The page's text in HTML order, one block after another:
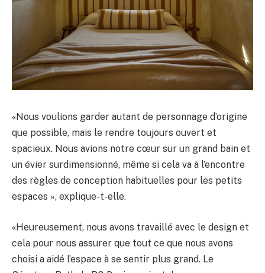
«Nous voulions garder autant de personnage d’origine
que possible, mais le rendre toujours ouvert et
spacieux. Nous avions notre cœur sur un grand bain et
un évier surdimensionné, même si cela va à l’encontre
des règles de conception habituelles pour les petits
espaces », explique-t-elle.
«Heureusement, nous avons travaillé avec le design et
cela pour nous assurer que tout ce que nous avons
choisi a aidé l’espace à se sentir plus grand. Le